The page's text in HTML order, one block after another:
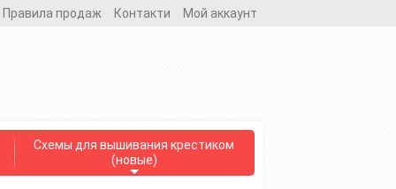
Правила продаж Контакти Мой аккаунт
Схемы для вышивания крестиком
(новые)